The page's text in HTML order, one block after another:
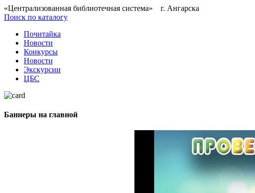
«Централизованная библиотечная система» г. Ангарска
Поиск по каталогу
Почитайка
Новости
Конкурсы
Новости
Экскурсии
ЦБС
Баннеры на главной